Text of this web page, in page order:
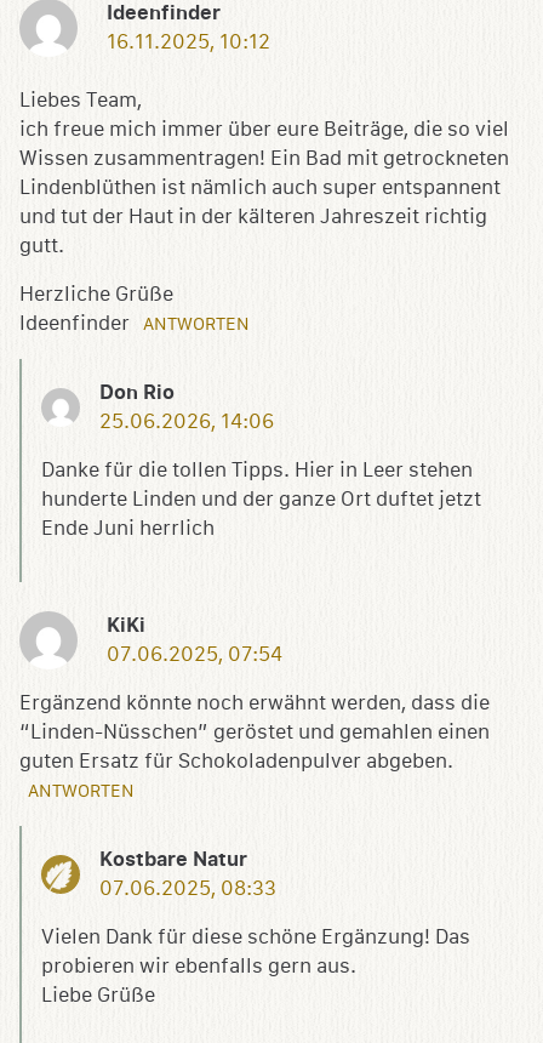
Ideenfinder
16.11.2025, 10:12
Liebes Team,
ich freue mich immer über eure Beiträge, die so viel
Wissen zusammentragen! Ein Bad mit getrockneten
Lindenblüthen ist nämlich auch super entspannent
und tut der Haut in der kälteren Jahreszeit richtig
gutt.
Herzliche Grüße
Ideenfinder
ANTWORTEN
Don Rio
25.06.2026, 14:06
Danke für die tollen Tipps. Hier in Leer stehen
hunderte Linden und der ganze Ort duftet jetzt
Ende Juni herrlich
KiKi
07.06.2025, 07:54
Ergänzend könnte noch erwähnt werden, dass die
“Linden-Nüsschen” geröstet und gemahlen einen
guten Ersatz für Schokoladenpulver abgeben.
ANTWORTEN
Kostbare Natur
07.06.2025, 08:33
Vielen Dank für diese schöne Ergänzung! Das
probieren wir ebenfalls gern aus.
Liebe Grüße